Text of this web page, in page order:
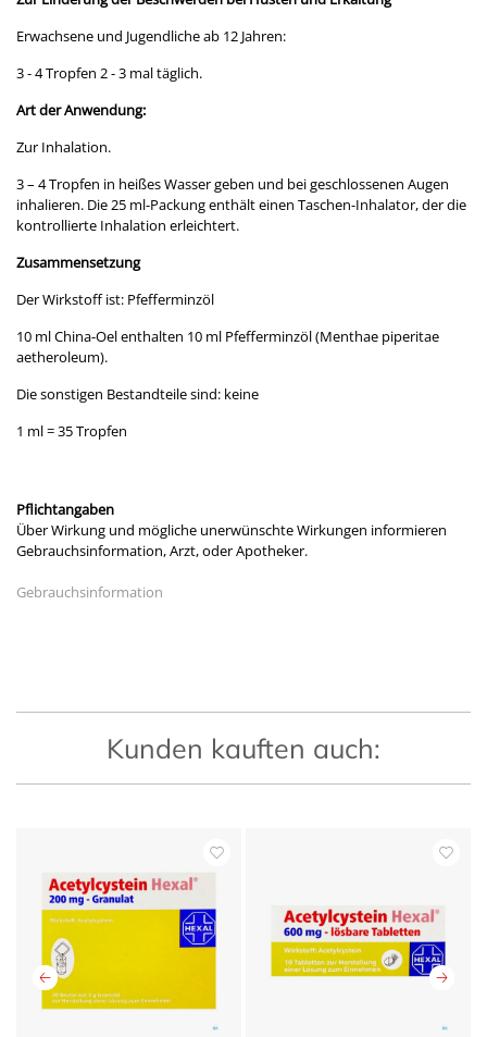
Erwachsene und Jugendliche ab 12 Jahren:
3 - 4 Tropfen 2 - 3 mal täglich.
Art der Anwendung:
Zur Inhalation.
3 – 4 Tropfen in heißes Wasser geben und bei geschlossenen Augen
inhalieren. Die 25 ml-Packung enthält einen Taschen-Inhalator, der die
kontrollierte Inhalation erleichtert.
Zusammensetzung
Der Wirkstoff ist: Pfefferminzöl
10 ml China-Oel enthalten 10 ml Pfefferminzöl (Menthae piperitae
aetheroleum).
Die sonstigen Bestandteile sind: keine
1 ml = 35 Tropfen
Pflichtangaben
Über Wirkung und mögliche unerwünschte Wirkungen informieren
Gebrauchsinformation, Arzt, oder Apotheker.
Gebrauchsinformation
Kunden kauften auch: